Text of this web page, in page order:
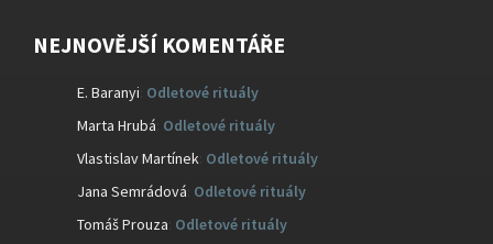
NEJNOVĚJŠÍ KOMENTÁŘE
E. Baranyi Odletové rituály
Marta Hrubá Odletové rituály
Vlastislav Martínek Odletové rituály
Jana Semrádová Odletové rituály
Tomáš Prouza Odletové rituály